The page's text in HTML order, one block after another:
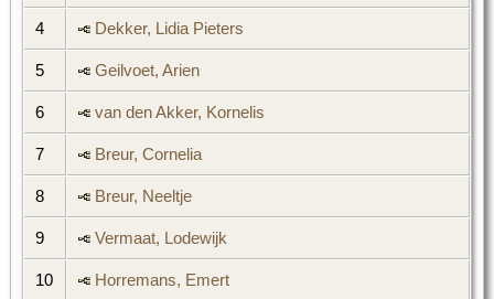
4 Dekker, Lidia Pieters
5 Geilvoet, Arien
6 van den Akker, Kornelis
7 Breur, Cornelia
8 Breur, Neeltje
9 Vermaat, Lodewijk
10 Horremans, Emert